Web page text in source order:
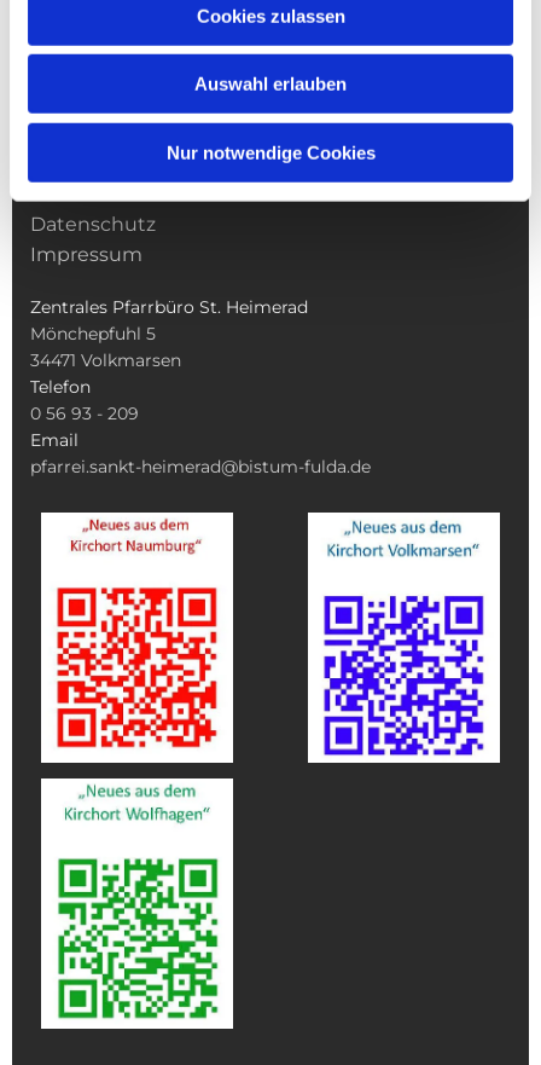
Cookies zulassen
Auswahl erlauben
Nur notwendige Cookies
Gottesdienste
Kindertagesstätten
Datenschutz
Impressum
Zentrales Pfarrbüro St. Heimerad
Mönchepfuhl 5
34471 Volkmarsen
Telefon
0 56 93 - 209
Email
pfarrei.sankt-heimerad@bistum-fulda.de